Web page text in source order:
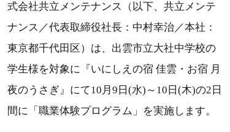
式会社共立メンテナンス（以下、共立メンテ
ナンス／代表取締役社長：中村幸治／本社：
東京都千代田区）は、出雲市立大社中学校の
学生様を対象に『いにしえの宿 佳雲・お宿 月
夜のうさぎ』にて10月9日(水)～10日(木)の2日
間に「職業体験プログラム」を実施します。